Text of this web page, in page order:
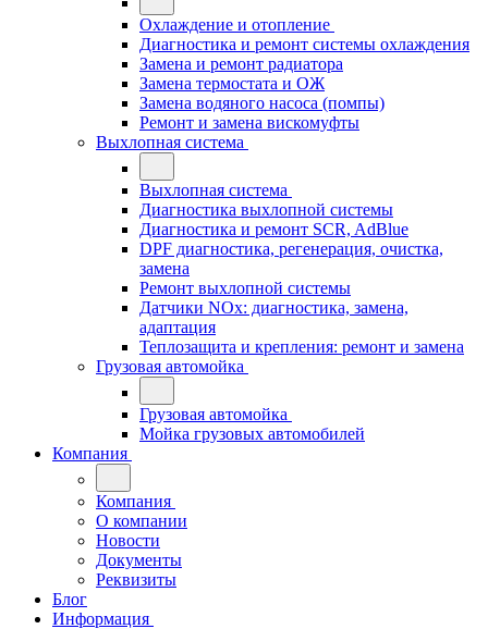
Охлаждение и отопление
Диагностика и ремонт системы охлаждения
Замена и ремонт радиатора
Замена термостата и ОЖ
Замена водяного насоса (помпы)
Ремонт и замена вискомуфты
Выхлопная система
Выхлопная система
Диагностика выхлопной системы
Диагностика и ремонт SCR, AdBlue
DPF диагностика, регенерация, очистка,
замена
Ремонт выхлопной системы
Датчики NOx: диагностика, замена,
адаптация
Теплозащита и крепления: ремонт и замена
Грузовая автомойка
Грузовая автомойка
Мойка грузовых автомобилей
Компания
Компания
О компании
Новости
Документы
Реквизиты
Блог
Информация